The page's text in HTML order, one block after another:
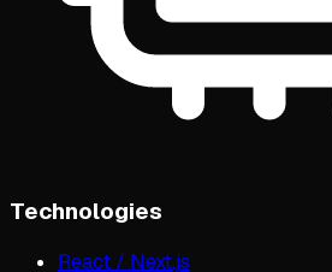
Technologies
React / Next.js